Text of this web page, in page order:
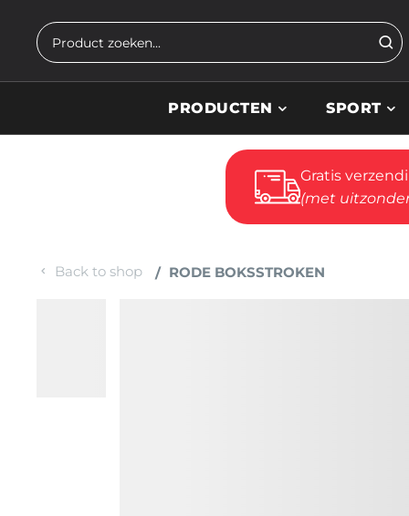
Zoeken
PRODUCTEN SPORT
Gratis
(met
Back to shop RODE BOKSSTROKEN